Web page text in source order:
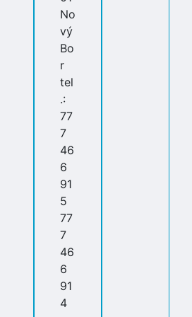
No
vý
Bo
r
tel
.:
77
7
46
6
91
5
77
7
46
6
91
4